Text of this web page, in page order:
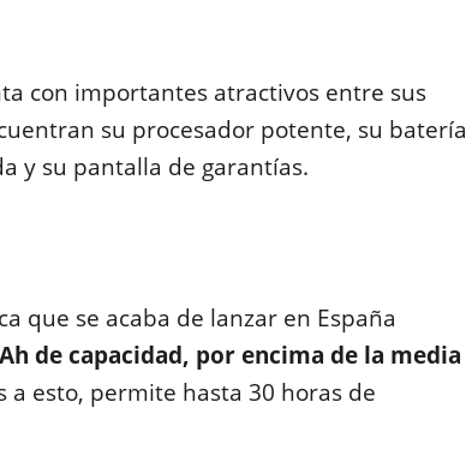
con importantes atractivos entre sus
su procesador potente, su batería
y su pantalla de garantías.
que se acaba de lanzar en España
de capacidad, por encima de la media
a esto, permite hasta 30 horas de